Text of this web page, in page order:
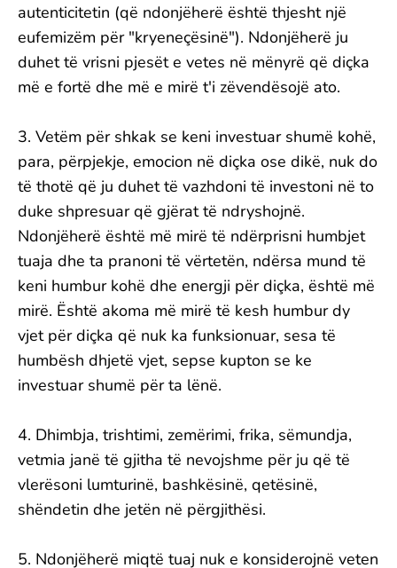
autenticitetin (që ndonjëherë është thjesht një
eufemizëm për "kryeneçësinë"). Ndonjëherë ju
duhet të vrisni pjesët e vetes në mënyrë që diçka
më e fortë dhe më e mirë t'i zëvendësojë ato.
3. Vetëm për shkak se keni investuar shumë kohë,
para, përpjekje, emocion në diçka ose dikë, nuk do
të thotë që ju duhet të vazhdoni të investoni në to
duke shpresuar që gjërat të ndryshojnë.
Ndonjëherë është më mirë të ndërprisni humbjet
tuaja dhe ta pranoni të vërtetën, ndërsa mund të
keni humbur kohë dhe energji për diçka, është më
mirë. Është akoma më mirë të kesh humbur dy
vjet për diçka që nuk ka funksionuar, sesa të
humbësh dhjetë vjet, sepse kupton se ke
investuar shumë për ta lënë.
4. Dhimbja, trishtimi, zemërimi, frika, sëmundja,
vetmia janë të gjitha të nevojshme për ju që të
vlerësoni lumturinë, bashkësinë, qetësinë,
shëndetin dhe jetën në përgjithësi.
5. Ndonjëherë miqtë tuaj nuk e konsiderojnë veten